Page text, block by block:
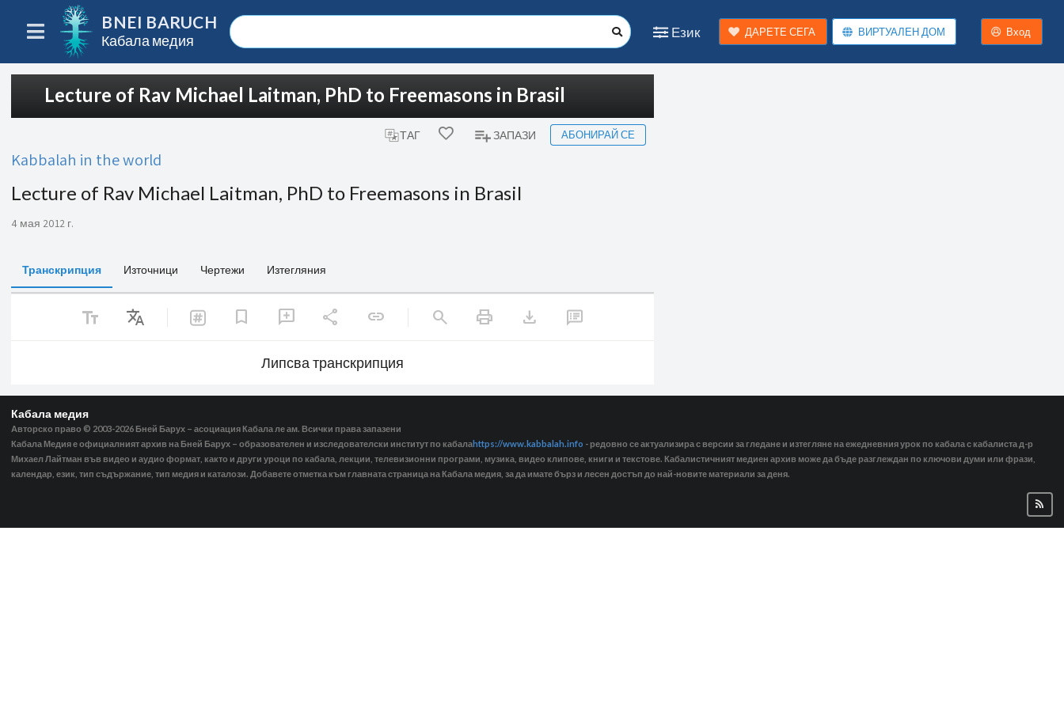
BNEI BARUCH
Кабала медия
Език ДАРЕТЕ СЕГА ВИРТУАЛЕН ДОМ Вход
Lecture of Rav Michael Laitman, PhD to Freemasons in Brasil
ТАГ ЗАПАЗИ АБОНИРАЙ СЕ
Kabbalah in the world
Lecture of Rav Michael Laitman, PhD to Freemasons in Brasil
4 мая 2012 г.
Транскрипция Източници Чертежи Изтегляния
text_fields Translate bookmark add_comment share link search print download
Липсва транскрипция
Кабала медия
Авторско право © 2003-2026 Бней Барух – асоциация Кабала ле ам. Всички права запазени
Кабала Медия е официалният архив на Бней Барух – образователен и изследователски институт по кабалаhttps://www.kabbalah.info - редовно се актуализира с версии за гледане и изтегляне на ежедневния урок по кабала с кабалиста д-р
Михаел Лайтман във видео и аудио формат, както и други уроци по кабала, лекции, телевизионни програми, музика, видео клипове, книги и текстове. Кабалистичният медиен архив може да бъде разглеждан по ключови думи или фрази,
календар, език, тип съдържание, тип медия и каталози. Добавете отметка към главната страница на Кабала медия, за да имате бърз и лесен достъп до най-новите материали за деня.